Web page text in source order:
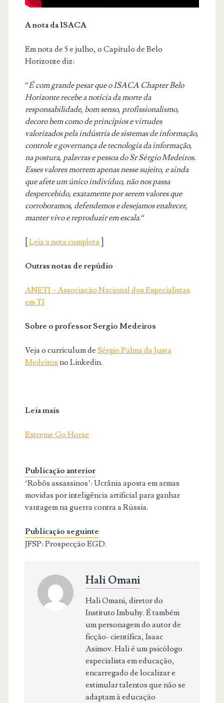
A nota da ISACA
Em nota de 5 e julho, o Capítulo de Belo
Horizonte diz:
“É com grande pesar que o ISACA Chapter Belo
Horizonte recebe a notícia da morte da
responsabilidade, bom senso, profissionalismo,
decoro bem como de princípios e virtudes
valorizados pela indústria de sistemas de informação,
controle e governança de tecnologia da informação,
na postura, palavras e pessoa do Sr Sérgio Medeiros.
Esses valores morrem apenas nesse sujeito, e ainda
que afete um único indivíduo, não nos passa
despercebido, exatamente por serem valores que
corroboramos, defendemos e desejamos enaltecer,
manter vivo e reproduzir em escala.“
Leia a nota completa]
Outras notas de repúdio
ANETI – Associação Nacional dos Especialistas
em TI
Sobre o professor Sergio Medeiros
Veja o curriculum de Sérgio Palma da Justa
Medeiros no Linkedin.
Leia mais
Extreme Go Horse
Publicação anterior
‘Robôs assassinos’: Ucrânia aposta em armas
movidas por inteligência artificial para ganhar
vantagem na guerra contra a Rússia.
Publicação seguinte
JFSP: Prospecção EGD.
Hali Omani
Hali Omani, diretor do
Instituto Imbuhy. É também
um personagem do autor de
ficção- científica, Isaac
Asimov. Hali é um psicólogo
especialista em educação,
encarregado de localizar e
estimular talentos que não se
adaptam à educação